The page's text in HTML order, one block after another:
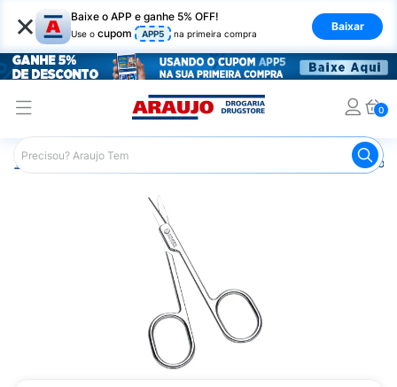
× Baixe o APP e ganhe 5% OFF!
Use o cupom APP5 na primeira compra
Baixar
0
Araujo Beleza e Cuidados